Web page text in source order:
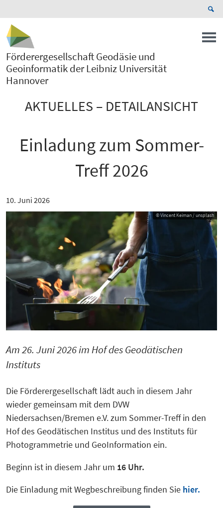
Förderergesellschaft Geodäsie und
Geoinformatik der Leibniz Universität
Hannover
AKTUELLES – DETAILANSICHT
Einladung zum Sommer-
Treff 2026
10. Juni 2026
© Vincent Keiman / unsplash
Am 26. Juni 2026 im Hof des Geodätischen
Instituts
Die Förderergesellschaft lädt auch in diesem Jahr
wieder gemeinsam mit dem DVW
Niedersachsen/Bremen e.V. zum Sommer-Treff in den
Hof des Geodätischen Institus und des Instituts für
Photogrammetrie und GeoInformation ein.
Beginn ist in diesem Jahr um 16 Uhr.
Die Einladung mit Wegbeschreibung finden Sie hier.